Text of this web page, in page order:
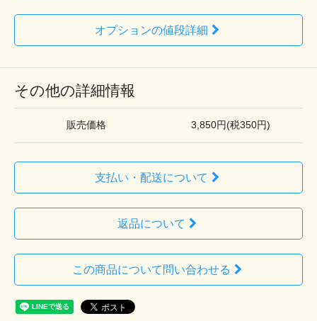
オプションの値段詳細
その他の詳細情報
販売価格 3,850円(税350円)
支払い・配送について
返品について
この商品について問い合わせる